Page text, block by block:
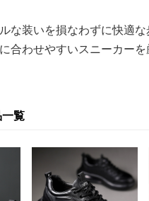
な装いを損なわずに快適
合わせやすいスニーカー
覧